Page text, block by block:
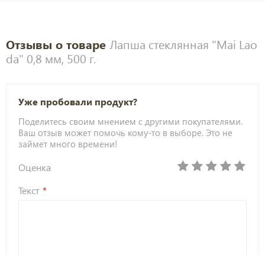
Отзывы о товаре Лапша стеклянная "Mai Lao
da" 0,8 мм, 500 г.
Уже пробовали продукт?
Поделитесь своим мнением с другими покупателями.
Ваш отзыв может помочь кому-то в выборе. Это не
займет много времени!
Оценка
Текст